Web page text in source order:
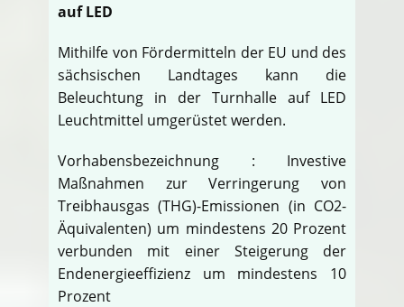
auf LED
Mithilfe von Fördermitteln der EU und des
sächsischen Landtages kann die
Beleuchtung in der Turnhalle auf LED
Leuchtmittel umgerüstet werden.
Vorhabensbezeichnung : Investive
Maßnahmen zur Verringerung von
Treibhausgas (THG)-Emissionen (in CO2-
Äquivalenten) um mindestens 20 Prozent
verbunden mit einer Steigerung der
Endenergieeffizienz um mindestens 10
Prozent